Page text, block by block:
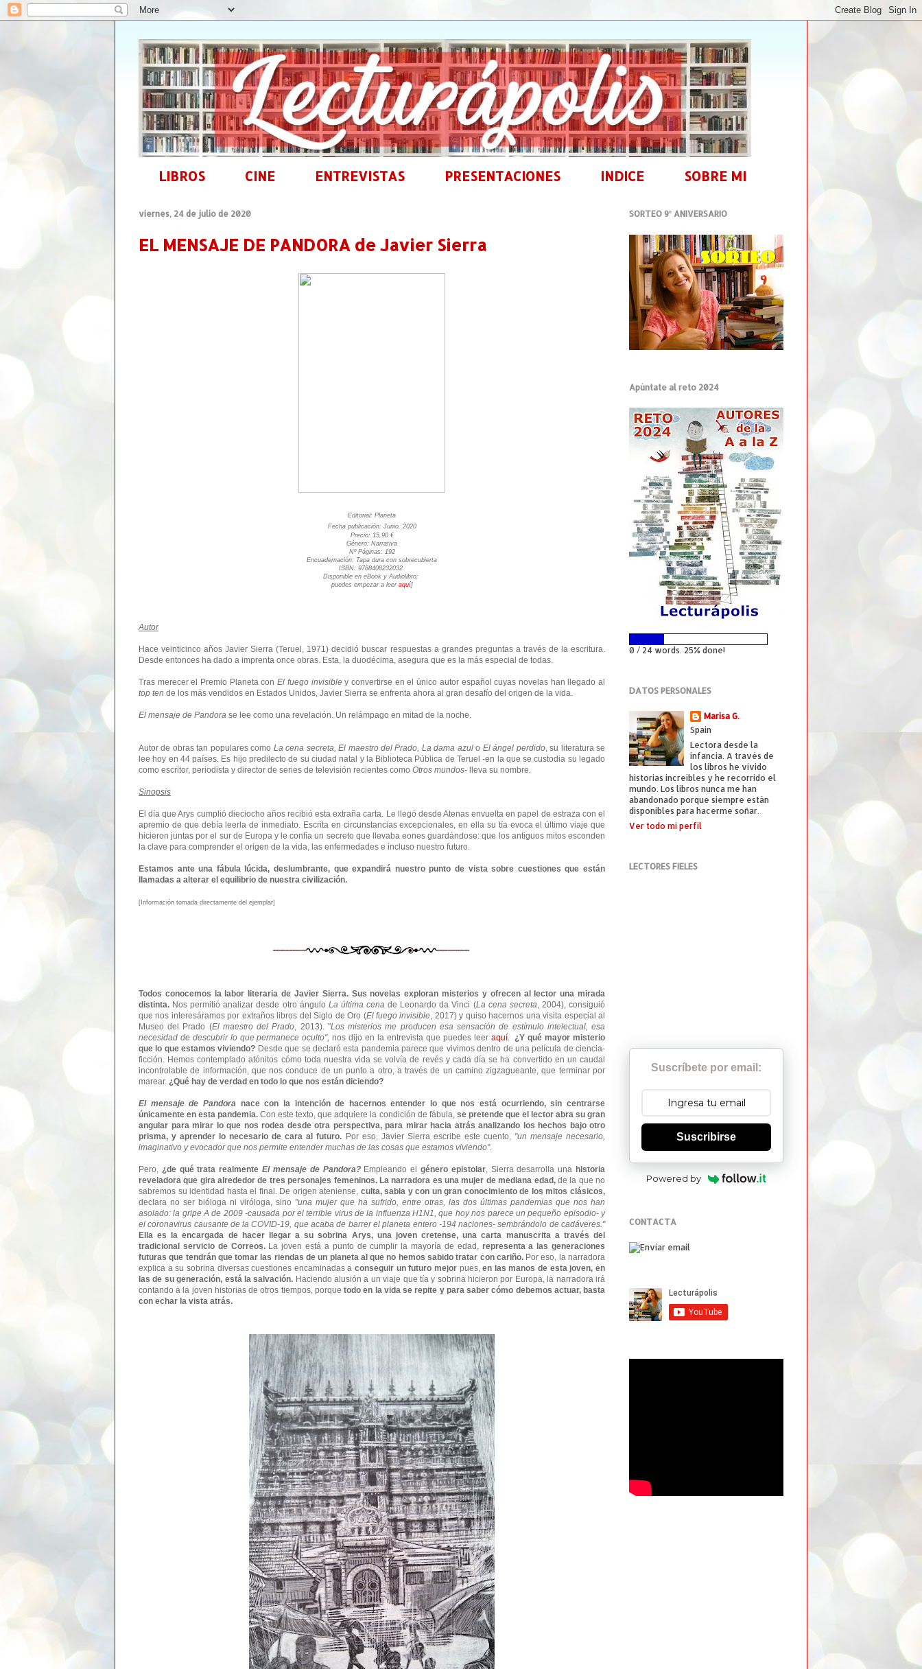
LIBROS CINE ENTREVISTAS PRESENTACIONES INDICE SOBRE MI
viernes, 24 de julio de 2020
EL MENSAJE DE PANDORA de Javier Sierra
Editorial: Planeta
Fecha publicación: Junio, 2020
Precio: 15,90 €
Género: Narrativa
Nº Páginas: 192
Encuadernación: Tapa dura con sobrecubierta
ISBN: 9788408232032
Disponible en eBook y Audiolibro;
puedes empezar a leer aquí]
Autor
Hace veinticinco años Javier Sierra (Teruel, 1971) decidió buscar respuestas a grandes preguntas a través de la escritura.
Desde entonces ha dado a imprenta once obras. Esta, la duodécima, asegura que es la más especial de todas.
Tras merecer el Premio Planeta conEl fuego invisibley convertirse en el único autor español cuyas novelas han llegado al
top ten de los más vendidos en Estados Unidos, Javier Sierra se enfrenta ahora al gran desafío del origen de la vida.
El mensaje de Pandora se lee como una revelación. Un relámpago en mitad de la noche.
Autor de obras tan populares como La cena secreta, El maestro del Prado, La dama azulo El ángel perdido, su literatura se
lee hoy en 44 países. Es hijo predilecto de su ciudad natal y la Biblioteca Pública de Teruel -en la que se custodia su legado
como escritor, periodista y director de series de televisión recientes como Otros mundos- lleva su nombre.
Sinopsis
El día que Arys cumplió dieciocho años recibió esta extraña carta. Le llegó desde Atenas envuelta en papel de estraza con el
apremio de que debía leerla de inmediato. Escrita en circunstancias excepcionales, en ella su tía evoca el último viaje que
hicieron juntas por el sur de Europa y le confía un secreto que llevaba eones guardándose: que los antiguos mitos esconden
la clave para comprender el origen de la vida, las enfermedades e incluso nuestro futuro.
Estamos ante una fábula lúcida, deslumbrante, que expandirá nuestro punto de vista sobre cuestiones que están
llamadas a alterar el equilibrio de nuestra civilización.
[Información tomada directamente del ejemplar]
Todos conocemos la labor literaria de Javier Sierra. Sus novelas exploran misterios y ofrecen al lector una mirada
distinta. Nos permitió analizar desde otro ángulo La última cena de Leonardo da Vinci (La cena secreta , 2004), consiguió
que nos interesáramos por extraños libros del Siglo de Oro (El fuego invisible , 2017) y quiso hacernos una visita especial al
Museo del Prado (El maestro del Prado , 2013). "Los misterios me producen esa sensación de estímulo intelectual, esa
necesidad de descubrir lo que permanece oculto",nos dijo en la entrevista que puedes leer aquí. ¿Y qué mayor misterio
que lo que estamos viviendo? Desde que se declaró esta pandemia parece que vivimos dentro de una película de ciencia-
ficción. Hemos contemplado atónitos cómo toda nuestra vida se volvía de revés y cada día se ha convertido en un caudal
incontrolable de información, que nos conduce de un punto a otro, a través de un camino zigzagueante, que terminar por
marear. ¿Qué hay de verdad en todo lo que nos están diciendo?
El mensaje de Pandora nace con la intención de hacernos entender lo que nos está ocurriendo, sin centrarse
únicamente en esta pandemia. Con este texto, que adquiere la condición de fábula, se pretende que el lector abra su gran
angular para mirar lo que nos rodea desde otra perspectiva, para mirar hacia atrás analizando los hechos bajo otro
prisma, y aprender lo necesario de cara al futuro. Por eso, Javier Sierra escribe este cuento, "un mensaje necesario,
imaginativo y evocador que nos permite entender muchas de las cosas que estamos viviendo".
Pero, ¿de qué trata realmenteEl mensaje de Pandora?Empleando el género epistolar, Sierra desarrolla una historia
reveladora que gira alrededor de tres personajes femeninos. La narradora es una mujer de mediana edad,de la que no
sabremos su identidad hasta el final. De origen ateniense, culta, sabia y con un gran conocimiento de los mitos clásicos,
declara no ser bióloga ni viróloga, sino "una mujer que ha sufrido, entre otras, las dos últimas pandemias que nos han
asolado: la gripe A de 2009 -causada por el terrible virus de la influenza H1N1, que hoy nos parece un pequeño episodio- y
el coronavirus causante de la COVID-19, que acaba de barrer el planeta entero -194 naciones- sembrándolo de cadáveres."
Ella es la encargada de hacer llegar a su sobrina Arys, una joven cretense, una carta manuscrita a través del
tradicional servicio de Correos. La joven está a punto de cumplir la mayoría de edad, representa a las generaciones
futuras que tendrán que tomar las riendas de un planeta al que no hemos sabido tratar con cariño.Por eso, la narradora
explica a su sobrina diversas cuestiones encaminadas aconseguir un futuro mejorpues,en las manos de esta joven, en
las de su generación, está la salvación. Haciendo alusión a un viaje que tía y sobrina hicieron por Europa, la narradora irá
contando a la joven historias de otros tiempos, porque todo en la vida se repite y para saber cómo debemos actuar, basta
con echar la vista atrás.
SORTEO 9º ANIVERSARIO
Apúntate al reto 2024
0 / 24 words. 25% done!
DATOS PERSONALES
Marisa G.
Spain
Lectora desde la
infancia. A través de
los libros he vivido
historias increíbles y he recorrido el
mundo. Los libros nunca me han
abandonado porque siempre están
disponibles para hacerme soñar.
Ver todo mi perfil
LECTORES FIELES
Suscríbete por email:
Suscribirse
Powered by
CONTACTA